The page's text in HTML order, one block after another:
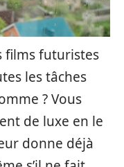
films futuristes
les tâches
? Vous
de luxe en le
donne déjà